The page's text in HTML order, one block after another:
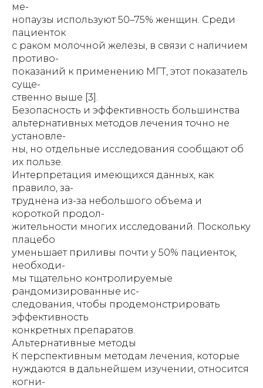
ме-
нопаузы используют 50–75% женщин. Среди
пациенток
с раком молочной железы, в связи с наличием
противо-
показаний к применению МГТ, этот показатель
суще-
ственно выше [3].
Безопасность и эффективность большинства
альтернативных методов лечения точно не
установле-
ны, но отдельные исследования сообщают об
их пользе.
Интерпретация имеющихся данных, как
правило, за-
труднена из-за небольшого объема и
короткой продол-
жительности многих исследований. Поскольку
плацебо
уменьшает приливы почти у 50% пациенток,
необходи-
мы тщательно контролируемые
рандомизированные ис-
следования, чтобы продемонстрировать
эффективность
конкретных препаратов.
Альтернативные методы
К перспективным методам лечения, которые
нуждаются в дальнейшем изучении, относится
когни-